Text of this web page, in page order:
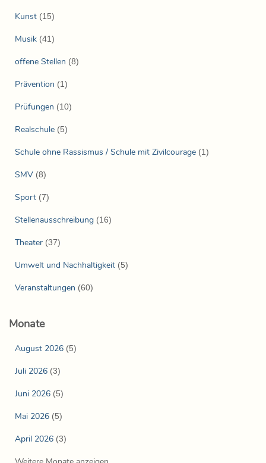
Kunst (15)
Musik (41)
offene Stellen (8)
Prävention (1)
Prüfungen (10)
Realschule (5)
Schule ohne Rassismus / Schule mit Zivilcourage (1)
SMV (8)
Sport (7)
Stellenausschreibung (16)
Theater (37)
Umwelt und Nachhaltigkeit (5)
Veranstaltungen (60)
Monate
August 2026 (5)
Juli 2026 (3)
Juni 2026 (5)
Mai 2026 (5)
April 2026 (3)